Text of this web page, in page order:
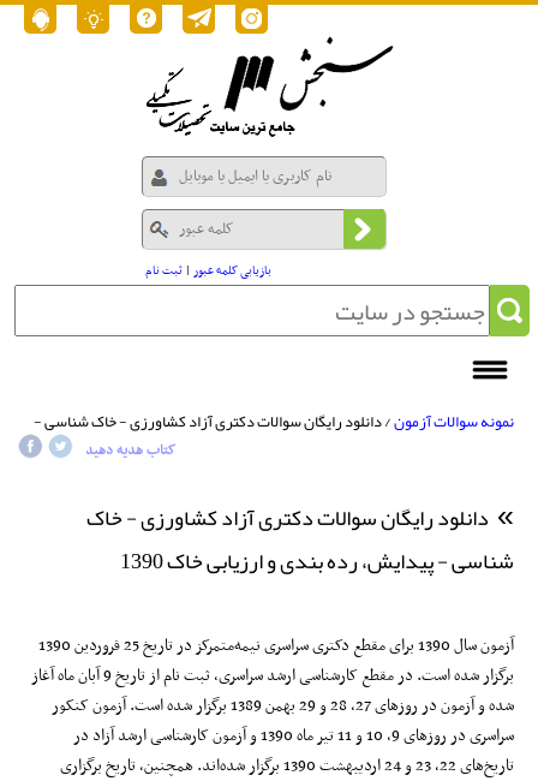
بازیابی کلمه عبور |ثبت نام
نمونه سوالات آزمون/ دانلود رایگان سوالات دکتری آزاد کشاورزی - خاک شناسی -
کتاب هدیه دهید
دانلود رایگان سوالات دکتری آزاد کشاورزی - خاک
شناسی - پیدایش، رده بندی و ارزیابی خاک 1390
آزمون سال 1390 برای مقطع دکتری سراسری نیمه‌متمرکز در تاریخ 25 فروردین 1390
برگزار شده است. در مقطع کارشناسی ارشد سراسری، ثبت نام از تاریخ 9 آبان ماه آغاز
شده و آزمون در روزهای 27، 28 و 29 بهمن 1389 برگزار شده است. آزمون کنکور
سراسری در روزهای 9، 10 و 11 تیر ماه 1390 و آزمون کارشناسی ارشد آزاد در
تاریخ‌های 22، 23 و 24 اردیبهشت 1390 برگزار شده‌‌اند. همچنین، تاریخ برگزاری